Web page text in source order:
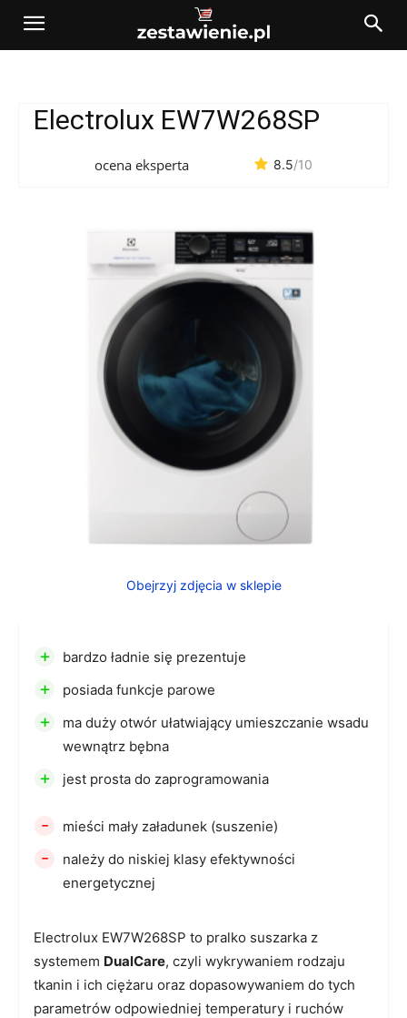
Electrolux EW7W268SP
ocena eksperta 8.5/10
Obejrzyj zdjęcia w sklepie
Electrolux EW7W268SP to pralko suszarka z
systemem DualCare, czyli wykrywaniem rodzaju
tkanin i ich ciężaru oraz dopasowywaniem do tych
parametrów odpowiedniej temperatury i ruchów
+ bardzo ładnie się prezentuje
+ posiada funkcje parowe
+
ma duży otwór ułatwiający umieszczanie wsadu
wewnątrz bębna
+ jest prosta do zaprogramowania
- mieści mały załadunek (suszenie)
-
należy do niskiej klasy efektywności
energetycznej